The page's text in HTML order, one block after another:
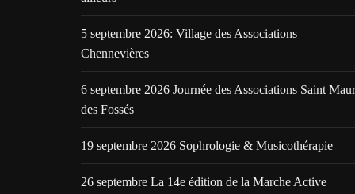
5 septembre 2026: Village des Associations
Chennevières
6 septembre 2026 Journée des Associations Saint Maur
des Fossés
19 septembre 2026 Sophrologie & Musicothérapie
26 septembre La 14e édition de la Marche Active